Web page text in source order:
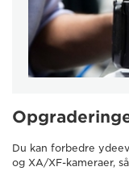
Du kan forbedre
og XA/XF-kameraer,